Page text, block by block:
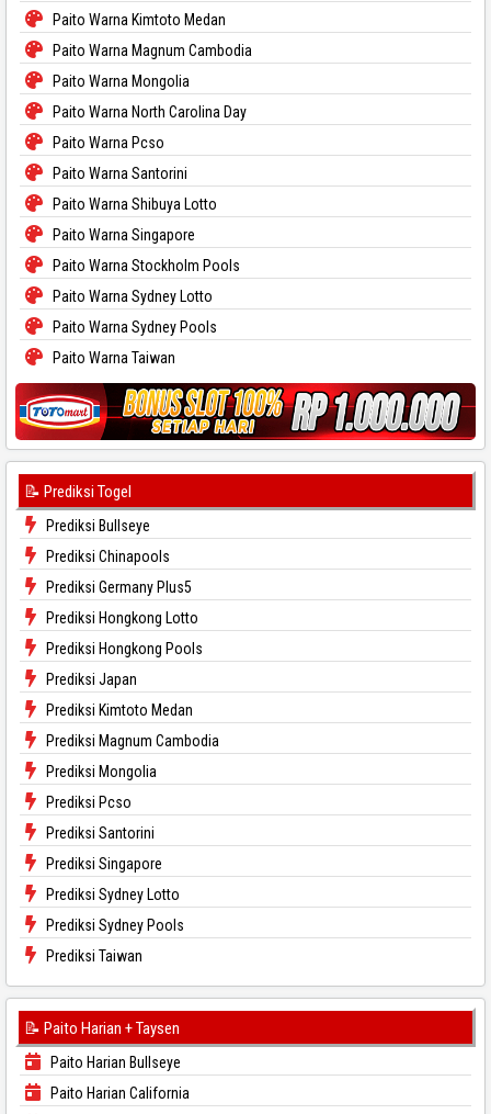
Paito Warna Kimtoto Medan
Paito Warna Magnum Cambodia
Paito Warna Mongolia
Paito Warna North Carolina Day
Paito Warna Pcso
Paito Warna Santorini
Paito Warna Shibuya Lotto
Paito Warna Singapore
Paito Warna Stockholm Pools
Paito Warna Sydney Lotto
Paito Warna Sydney Pools
Paito Warna Taiwan
📝 Prediksi Togel
Prediksi Bullseye
Prediksi Chinapools
Prediksi Germany Plus5
Prediksi Hongkong Lotto
Prediksi Hongkong Pools
Prediksi Japan
Prediksi Kimtoto Medan
Prediksi Magnum Cambodia
Prediksi Mongolia
Prediksi Pcso
Prediksi Santorini
Prediksi Singapore
Prediksi Sydney Lotto
Prediksi Sydney Pools
Prediksi Taiwan
📝 Paito Harian + Taysen
Paito Harian Bullseye
Paito Harian California